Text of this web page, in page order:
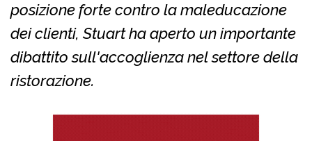
posizione forte contro la maleducazione
dei clienti, Stuart ha aperto un importante
dibattito sull'accoglienza nel settore della
ristorazione.